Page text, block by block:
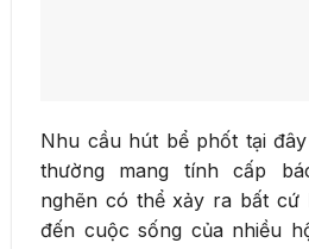
Nhu cầu hút bể phốt tại
thường mang tính cấp
nghẽn có thể xảy ra bất cứ
đến cuộc sống của nhiều